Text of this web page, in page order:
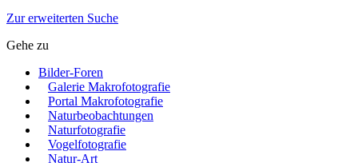
Zur erweiterten Suche
Gehe zu
Bilder-Foren
Galerie Makrofotografie
Portal Makrofotografie
Naturbeobachtungen
Naturfotografie
Vogelfotografie
Natur-Art